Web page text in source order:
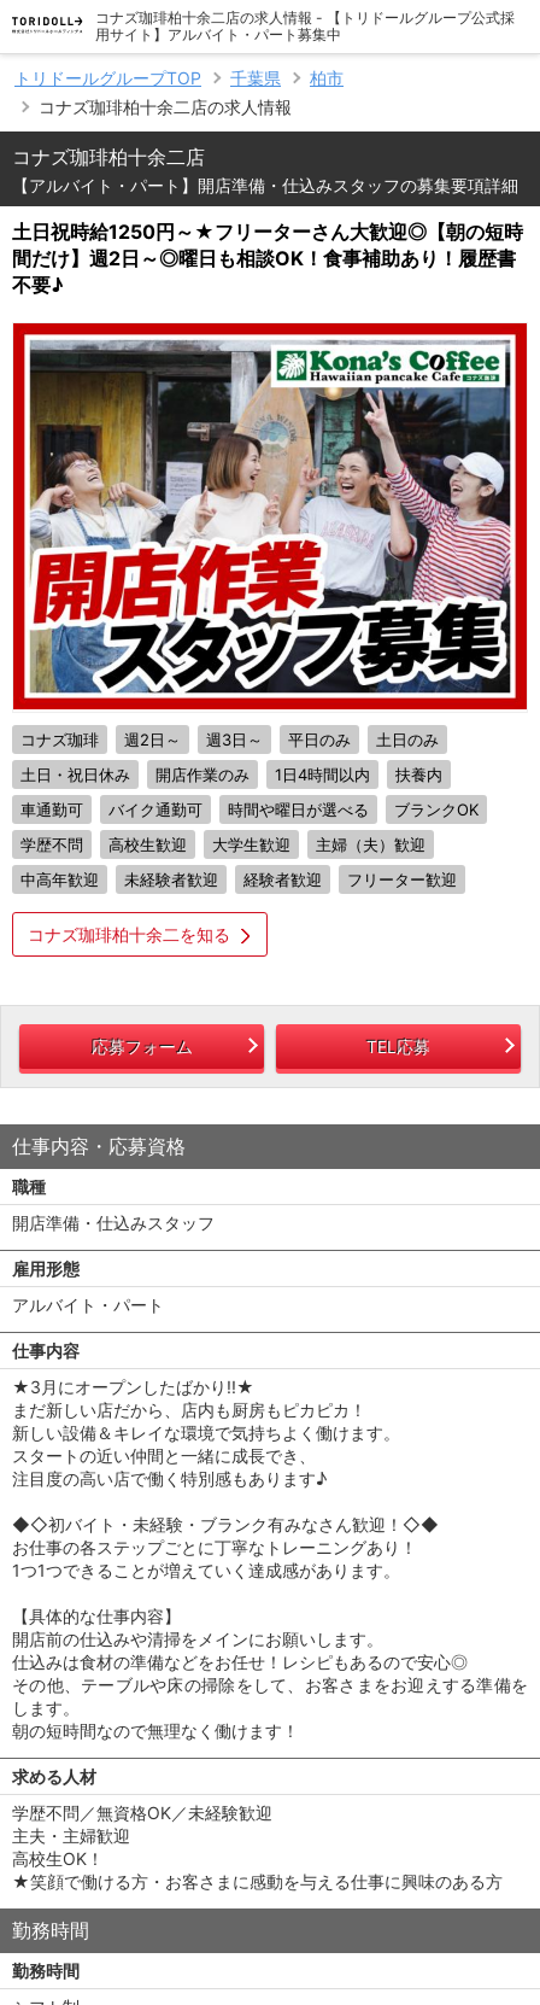
コナズ珈琲柏十余二店の求人情報 - 【トリドールグループ公式採
用サイト】アルバイト・パート募集中
トリドールグループTOP 千葉県
柏市
コナズ珈琲柏十余二店の求人情報
コナズ珈琲柏十余二店
【アルバイト・パート】開店準備・仕込みスタッフの募集要項詳細
土日祝時給1250円～★フリーターさん大歓迎◎【朝の短時
間だけ】週2日～◎曜日も相談OK！食事補助あり！履歴書
不要♪
コナズ珈琲 週2日～ 週3日～ 平日のみ
土日のみ
土日・祝日休み
開店作業のみ 1日4時間以内
扶養内
車通勤可
バイク通勤可 時間や曜日が選べる
ブランクOK
学歴不問
高校生歓迎 大学生歓迎
主婦（夫）歓迎
中高年歓迎
未経験者歓迎 経験者歓迎 フリーター歓迎
コナズ珈琲柏十余二を知る
応募フォーム TEL応募
仕事内容・応募資格
職種
開店準備・仕込みスタッフ
雇用形態
アルバイト・パート
仕事内容
★3月にオープンしたばかり!!★
まだ新しい店だから、店内も厨房もピカピカ！
新しい設備＆キレイな環境で気持ちよく働けます。
スタートの近い仲間と一緒に成長でき、
注目度の高い店で働く特別感もあります♪
◆◇初バイト・未経験・ブランク有みなさん歓迎！◇◆
お仕事の各ステップごとに丁寧なトレーニングあり！
1つ1つできることが増えていく達成感があります。
【具体的な仕事内容】
開店前の仕込みや清掃をメインにお願いします。
仕込みは食材の準備などをお任せ！レシピもあるので安心◎
その他、テーブルや床の掃除をして、お客さまをお迎えする準備を
します。
朝の短時間なので無理なく働けます！
求める人材
学歴不問／無資格OK／未経験歓迎
主夫・主婦歓迎
高校生OK！
★笑顔で働ける方・お客さまに感動を与える仕事に興味のある方
勤務時間
勤務時間